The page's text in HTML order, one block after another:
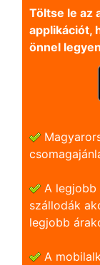
Töltse le az
applikációt,
önnel
A legjobb
szállodák
legjobb
A